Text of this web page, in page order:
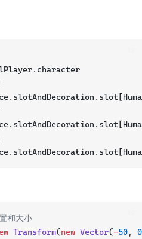
和大小
Transform(new Vector(-50, 0